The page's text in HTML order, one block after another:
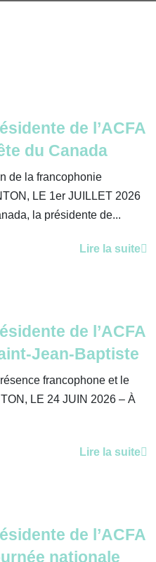
de l’ACFA
du Canada
de la francophonie
LE 1er JUILLET 2026
la présidente de...
Lire la suite
de l’ACFA
Jean-Baptiste
francophone et le
LE 24 JUIN 2026 – À
Lire la suite
de l’ACFA
nationale